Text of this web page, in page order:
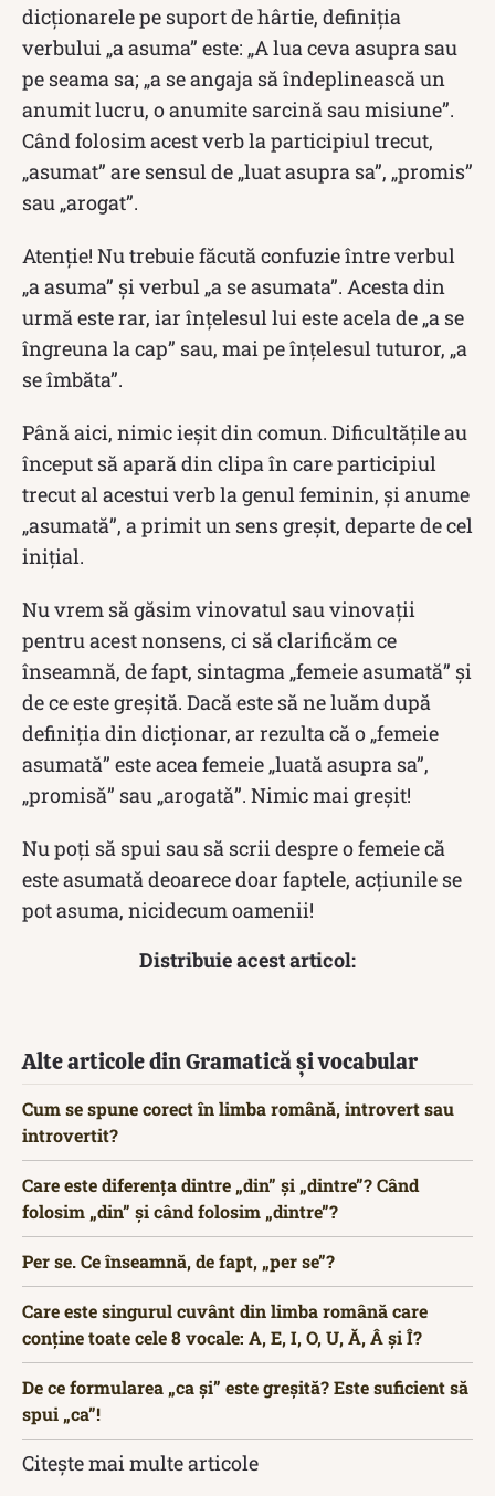
dicţionarele pe suport de hârtie, definiția
verbului „a asuma” este: „A lua ceva asupra sau
pe seama sa; „a se angaja să îndeplinească un
anumit lucru, o anumite sarcină sau misiune”.
Când folosim acest verb la participiul trecut,
„asumat” are sensul de „luat asupra sa”, „promis”
sau „arogat”.
Atenție! Nu trebuie făcută confuzie între verbul
„a asuma” și verbul „a se asumata”. Acesta din
urmă este rar, iar înțelesul lui este acela de „a se
îngreuna la cap” sau, mai pe înțelesul tuturor, „a
se îmbăta”.
Până aici, nimic ieșit din comun. Dificultățile au
început să apară din clipa în care participiul
trecut al acestui verb la genul feminin, și anume
„asumată”, a primit un sens greșit, departe de cel
iniţial.
Nu vrem să găsim vinovatul sau vinovații
pentru acest nonsens, ci să clarificăm ce
înseamnă, de fapt, sintagma „femeie asumată” și
de ce este greșită. Dacă este să ne luăm după
definiția din dicționar, ar rezulta că o „femeie
asumată” este acea femeie „luată asupra sa”,
„promisă” sau „arogată”. Nimic mai greșit!
Nu poți să spui sau să scrii despre o femeie că
este asumată deoarece doar faptele, acțiunile se
pot asuma, nicidecum oamenii!
Distribuie acest articol:
Alte articole din Gramatică și vocabular
Cum se spune corect în limba română, introvert sau
introvertit?
Care este diferența dintre „din” și „dintre”? Când
folosim „din” și când folosim „dintre”?
Per se. Ce înseamnă, de fapt, „per se”?
Care este singurul cuvânt din limba română care
conține toate cele 8 vocale: A, E, I, O, U, Ă, Â și Î?
De ce formularea „ca și” este greșită? Este suficient să
spui „ca”!
Citește mai multe articole